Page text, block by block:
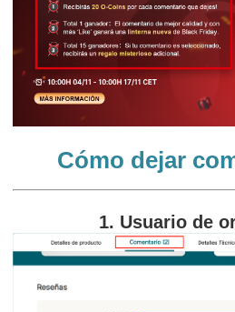
Cómo dejar
1. Usuario de